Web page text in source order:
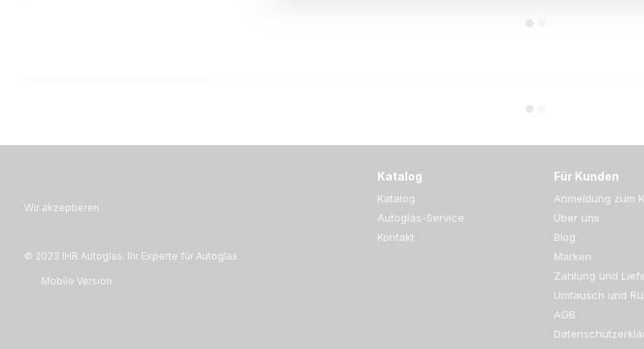
Wir akzeptieren
© 2023 IHR Autoglas. Ihr Experte für Autoglas
Mobile Version
Katalog
Katalog
Autoglas-Service
Kontakt
Für Kunden
Anmeldung zum
Über uns
Blog
Marken
Zahlung und
Umtausch und
AGB